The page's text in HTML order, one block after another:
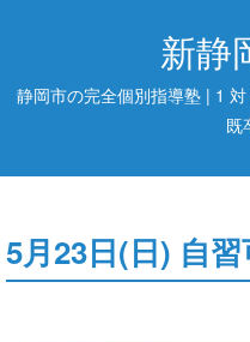
新静
静岡市の完全個別指導塾 | 1
既
5月23日(日) 自